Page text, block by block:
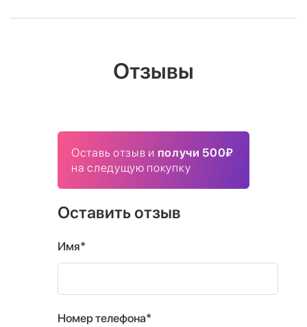
Отзывы
Оставь отзыв и получи 500₽
на следущую покупку
Оставить отзыв
Имя*
Номер телефона*